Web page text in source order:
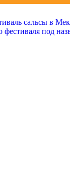
сальсы в
под